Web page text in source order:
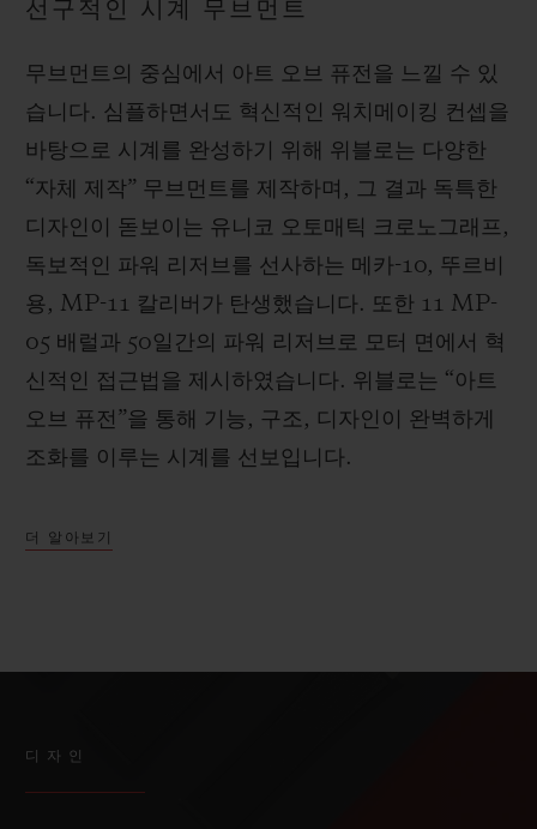
선구적인 시계 무브먼트
무브먼트의 중심에서 아트 오브 퓨전을 느낄 수 있
습니다. 심플하면서도 혁신적인 워치메이킹 컨셉을
바탕으로 시계를 완성하기 위해 위블로는 다양한
“자체 제작” 무브먼트를 제작하며, 그 결과 독특한
디자인이 돋보이는 유니코 오토매틱 크로노그래프,
독보적인 파워 리저브를 선사하는 메카-10, 뚜르비
용, MP-11 칼리버가 탄생했습니다. 또한 11 MP-
05 배럴과 50일간의 파워 리저브로 모터 면에서 혁
신적인 접근법을 제시하였습니다. 위블로는 “아트
오브 퓨전”을 통해 기능, 구조, 디자인이 완벽하게
조화를 이루는 시계를 선보입니다.
더 알아보기
디자인